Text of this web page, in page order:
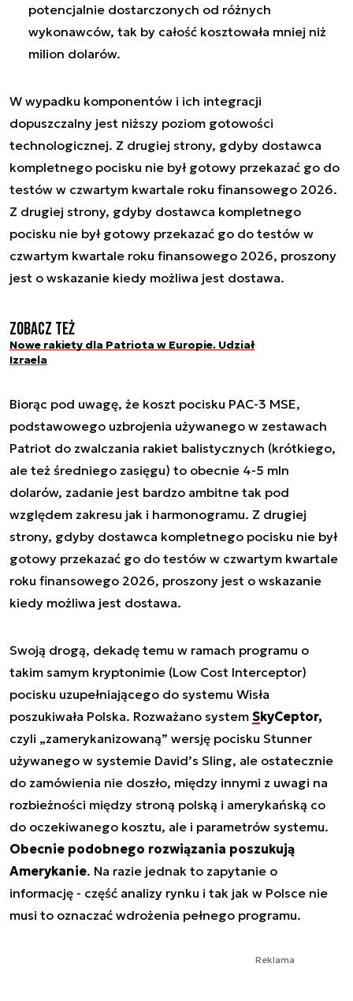
potencjalnie dostarczonych od różnych
wykonawców, tak by całość kosztowała mniej niż
milion dolarów.
W wypadku komponentów i ich integracji
dopuszczalny jest niższy poziom gotowości
technologicznej. Z drugiej strony, gdyby dostawca
kompletnego pocisku nie był gotowy przekazać go do
testów w czwartym kwartale roku finansowego 2026.
Z drugiej strony, gdyby dostawca kompletnego
pocisku nie był gotowy przekazać go do testów w
czwartym kwartale roku finansowego 2026, proszony
jest o wskazanie kiedy możliwa jest dostawa.
Zobacz też
Nowe rakiety dla Patriota w Europie. Udział
Izraela
Biorąc pod uwagę, że koszt pocisku PAC-3 MSE,
podstawowego uzbrojenia używanego w zestawach
Patriot do zwalczania rakiet balistycznych (krótkiego,
ale też średniego zasięgu) to obecnie 4-5 mln
dolarów, zadanie jest bardzo ambitne tak pod
względem zakresu jak i harmonogramu. Z drugiej
strony, gdyby dostawca kompletnego pocisku nie był
gotowy przekazać go do testów w czwartym kwartale
roku finansowego 2026, proszony jest o wskazanie
kiedy możliwa jest dostawa.
Swoją drogą, dekadę temu w ramach programu o
takim samym kryptonimie (Low Cost Interceptor)
pocisku uzupełniającego do systemu Wisła
poszukiwała Polska. Rozważano system SkyCeptor,
czyli „zamerykanizowaną” wersję pocisku Stunner
używanego w systemie David’s Sling, ale ostatecznie
do zamówienia nie doszło, między innymi z uwagi na
rozbieżności między stroną polską i amerykańską co
do oczekiwanego kosztu, ale i parametrów systemu.
Obecnie podobnego rozwiązania poszukują
Amerykanie. Na razie jednak to zapytanie o
informację - część analizy rynku i tak jak w Polsce nie
musi to oznaczać wdrożenia pełnego programu.
Reklama